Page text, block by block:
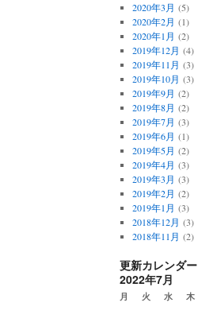
2020年3月 (5)
2020年2月 (1)
2020年1月 (2)
2019年12月 (4)
2019年11月 (3)
2019年10月 (3)
2019年9月 (2)
2019年8月 (2)
2019年7月 (3)
2019年6月 (1)
2019年5月 (2)
2019年4月 (3)
2019年3月 (3)
2019年2月 (2)
2019年1月 (3)
2018年12月 (3)
2018年11月 (2)
更新カレンダー
2022年7月
月 火 水 木